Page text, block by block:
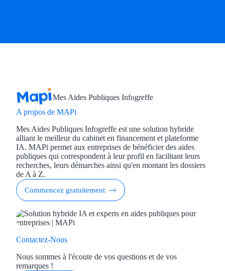
Mes Aides Publiques Infogreffe
A propos de MAPi
Mes Aides Publiques Infogreffe est une solution hybride
alliant le meilleur du cabinet en financement et plateforme
IA. MAPi permet aux entreprises de bénéficier des aides
publiques qui correspondent à leur profil en facilitant leurs
recherches, leurs démarches ainsi qu'en montant les dossiers
de A à Z.
Commencez gratuitement
Contactez-Nous
Nous sommes à l'écoute de vos questions et de vos
remarques !